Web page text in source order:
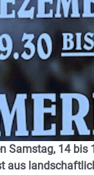
14 bis
aus